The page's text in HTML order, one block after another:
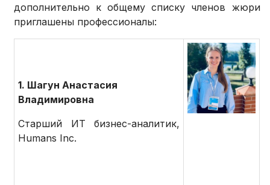
дополнительно к общему списку членов жюри
приглашены профессионалы:
1. Шагун Анастасия
Владимировна
Старший ИТ бизнес-аналитик,
Humans Inc.